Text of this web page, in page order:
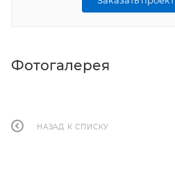
Фотогалерея
НАЗАД К СПИСКУ